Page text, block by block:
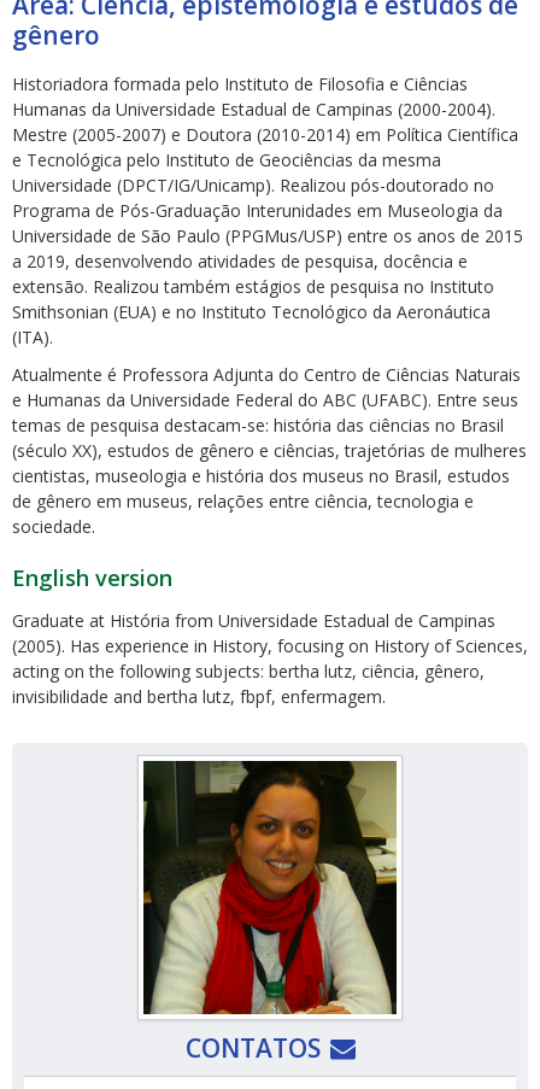
gênero
Historiadora formada pelo Instituto de Filosofia e Ciências
Humanas da Universidade Estadual de Campinas (2000-2004).
Mestre (2005-2007) e Doutora (2010-2014) em Política Científica
e Tecnológica pelo Instituto de Geociências da mesma
Universidade (DPCT/IG/Unicamp). Realizou pós-doutorado no
Programa de Pós-Graduação Interunidades em Museologia da
Universidade de São Paulo (PPGMus/USP) entre os anos de 2015
a 2019, desenvolvendo atividades de pesquisa, docência e
extensão. Realizou também estágios de pesquisa no Instituto
Smithsonian (EUA) e no Instituto Tecnológico da Aeronáutica
(ITA).
Atualmente é Professora Adjunta do Centro de Ciências Naturais
e Humanas da Universidade Federal do ABC (UFABC). Entre seus
temas de pesquisa destacam-se: história das ciências no Brasil
(século XX), estudos de gênero e ciências, trajetórias de mulheres
cientistas, museologia e história dos museus no Brasil, estudos
de gênero em museus, relações entre ciência, tecnologia e
sociedade.
English version
Graduate at História from Universidade Estadual de Campinas
(2005). Has experience in History, focusing on History of Sciences,
acting on the following subjects: bertha lutz, ciência, gênero,
invisibilidade and bertha lutz, fbpf, enfermagem.
CONTATOS